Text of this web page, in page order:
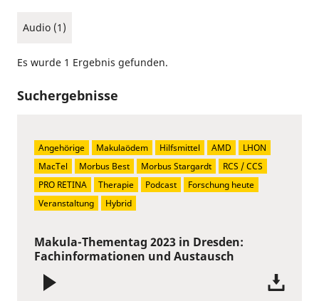
Audio (1)
Es wurde 1 Ergebnis gefunden.
Suchergebnisse
Makula-Thementag 2023 in Dresden:
Fachinformationen und Austausch
Angehörige Makulaödem Hilfsmittel AMD
LHON
MacTel
Morbus Best Morbus Stargardt
RCS / CCS
PRO RETINA
Therapie Podcast
Forschung heute
Veranstaltung
Hybrid